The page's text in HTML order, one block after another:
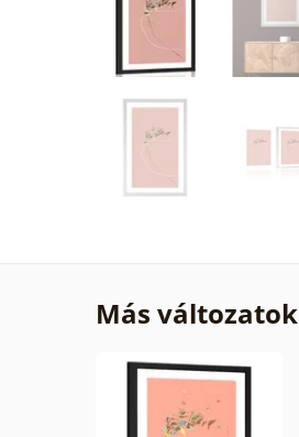
Más változatok